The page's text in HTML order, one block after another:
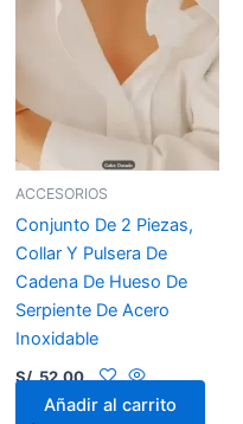
ACCESORIOS
Conjunto De 2 Piezas,
Collar Y Pulsera De
Cadena De Hueso De
Serpiente De Acero
Inoxidable
S/.52.00
Añadir al carrito